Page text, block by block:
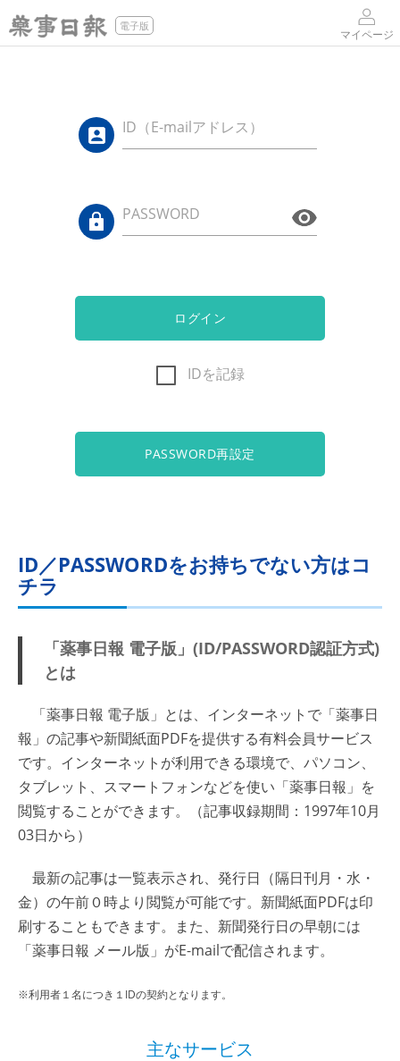
電子版
マイページ
ID（E-mailアドレス）
PASSWORD
ログイン
IDを記録
PASSWORD再設定
ID／PASSWORDをお持ちでない方はコ
チラ
「薬事日報 電子版」(ID/PASSWORD認証方式)
とは
「薬事日報 電子版」とは、インターネットで「薬事日
報」の記事や新聞紙面PDFを提供する有料会員サービス
です。インターネットが利用できる環境で、パソコン、
タブレット、スマートフォンなどを使い「薬事日報」を
閲覧することができます。（記事収録期間：1997年10月
03日から）
最新の記事は一覧表示され、発行日（隔日刊月・水・
金）の午前０時より閲覧が可能です。新聞紙面PDFは印
刷することもできます。また、新聞発行日の早朝には
「薬事日報 メール版」がE-mailで配信されます。
※利用者１名につき１IDの契約となります。
主なサービス